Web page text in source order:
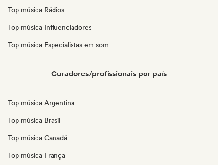
Top música Rádios
Top música Influenciadores
Top música Especialistas em som
Curadores/profissionais por país
Top música Argentina
Top música Brasil
Top música Canadá
Top música França